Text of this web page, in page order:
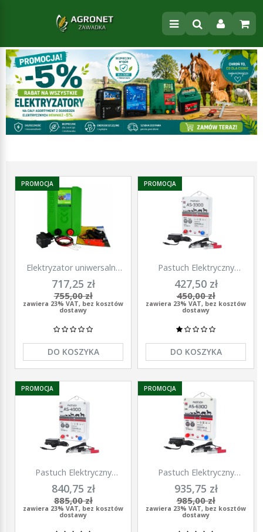
Elektryzator uniwersalny
TITAN DUO 3000, dla
koni, bydła, owiec i kóz,
2,0 J, Kerbl
717,25 zł
755,00 zł
zawiera 23% VAT, bez kosztów
dostawy
DO KOSZYKA
PROMOCJA
Pastuch Elektryczny
Elektryzator uniwersalny
Pomelac AS-3300 3,3 Jula
427,50 zł
450,00 zł
zawiera 23% VAT, bez kosztów
dostawy
DO KOSZYKA
PROMOCJA
Pastuch Elektryczny
Elektryzator uniwersalny
Pomelac AS-4900 4,9Jula
840,75 zł
885,00 zł
zawiera 23% VAT, bez kosztów
dostawy
PROMOCJA
Pastuch Elektryczny
Elektryzator uniwersalny
Pomelac AS-6300 6,3Jula
935,75 zł
985,00 zł
zawiera 23% VAT, bez kosztów
dostawy
PROMOCJA